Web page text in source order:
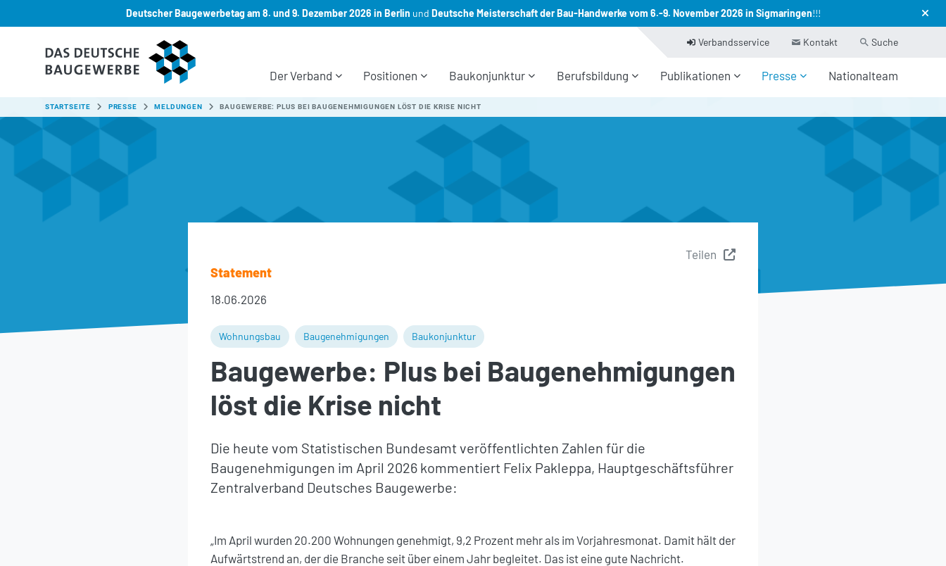
Deutscher Baugewerbetag am 8. und 9. Dezember 2026 in Berlin und Deutsche Meisterschaft der Bau-Handwerke vom 6.-9. November 2026 in Sigmaringen!!!
Der Verband Positionen Baukonjunktur Berufsbildung Publikationen Presse Nationalteam
Verbandsservice Kontakt Suche
SIE SIND HIER:
STARTSEITE PRESSE MELDUNGEN BAUGEWERBE: PLUS BEI BAUGENEHMIGUNGEN LÖST DIE KRISE NICHT
Teilen
Statement
18.06.2026
Wohnungsbau Baugenehmigungen Baukonjunktur
Baugewerbe: Plus bei Baugenehmigungen
löst die Krise nicht
Die heute vom Statistischen Bundesamt veröffentlichten Zahlen für die
Baugenehmigungen im April 2026 kommentiert Felix Pakleppa, Hauptgeschäftsführer
Zentralverband Deutsches Baugewerbe:
„Im April wurden 20.200 Wohnungen genehmigt, 9,2 Prozent mehr als im Vorjahresmonat. Damit hält der
Aufwärtstrend an, der die Branche seit über einem Jahr begleitet. Das ist eine gute Nachricht.